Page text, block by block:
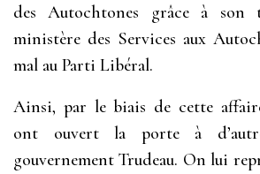
des Autochtones grâce à son
ministère des Services aux
mal au Parti Libéral.
Ainsi, par le biais de cette
ont ouvert la porte à
gouvernement Trudeau. On lui